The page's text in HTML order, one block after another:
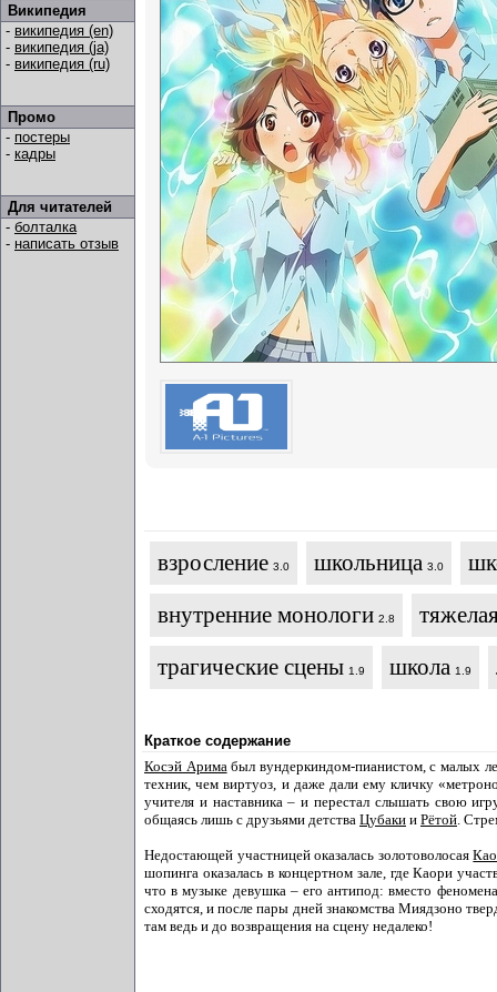
Википедия
- википедия (en)
- википедия (ja)
- википедия (ru)
Промо
- постеры
- кадры
Для читателей
- болталка
- написать отзыв
взросление 3.0 школьница 3.0
внутренние монологи 2.8
трагические сцены 1.9 школа 1.9
Краткое содержание
Косэй Аримабыл вундеркиндом-пианистом, с малых
техник, чем виртуоз, и даже дали ему кличку
учителя и наставника – и перестал слышать свою
общаясь лишь с друзьями детства Цубаки и Рётой.
Недостающей участницей оказалась золотоволосая
шопинга оказалась в концертном зале, где Каори
что в музыке девушка – его антипод: вместо
сходятся, и после пары дней знакомства Миядзоно
там ведь и до возвращения на сцену недалеко!